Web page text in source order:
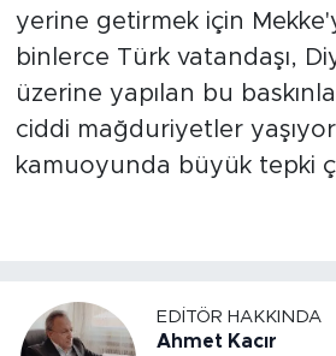
yerine getirmek için
binlerce Türk vatandaşı,
üzerine yapılan bu
ciddi mağduriyetler
kamuoyunda büyük tepki
EDITÖR HAKKINDA
Ahmet Kacır
SAĞLIK
SİYASET
MEDYA KÖŞESİ
ALINTI YAZARLAR